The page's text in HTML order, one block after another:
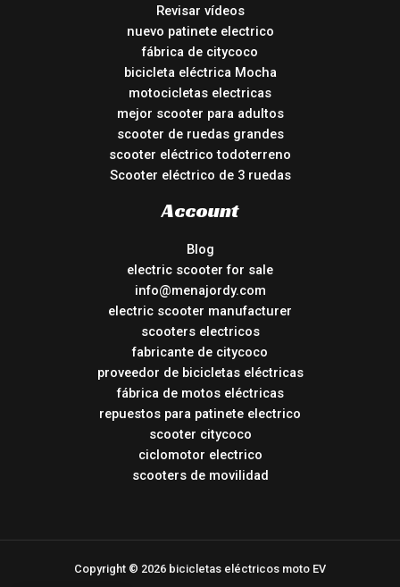
Revisar vídeos
nuevo patinete electrico
fábrica de citycoco
bicicleta eléctrica Mocha
motocicletas electricas
mejor scooter para adultos
scooter de ruedas grandes
scooter eléctrico todoterreno
Scooter eléctrico de 3 ruedas
Account
Blog
electric scooter for sale
info@menajordy.com
electric scooter manufacturer
scooters electricos
fabricante de citycoco
proveedor de bicicletas eléctricas
fábrica de motos eléctricas
repuestos para patinete electrico
scooter citycoco
ciclomotor electrico
scooters de movilidad
Copyright © 2026 bicicletas eléctricos moto EV